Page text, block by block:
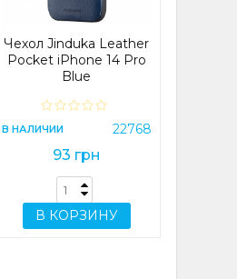
Чехол Jinduka Leather
Pocket iPhone 14 Pro
Blue
В НАЛИЧИИ 22768
93 грн
В КОРЗИНУ